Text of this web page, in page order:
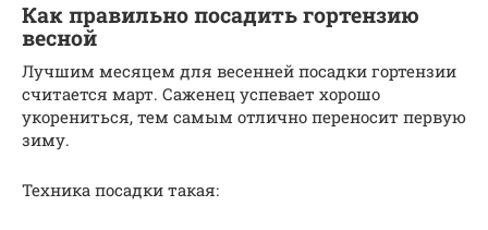
Как правильно посадить гортензию
весной
Лучшим месяцем для весенней посадки гортензии
считается март. Саженец успевает хорошо
укорениться, тем самым отлично переносит первую
зиму.
Техника посадки такая: